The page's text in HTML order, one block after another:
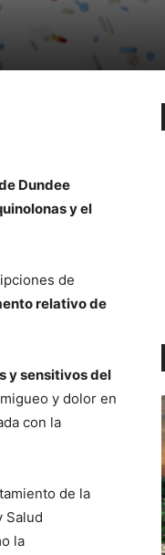
Dundee
y el
de
relativo de
y sensitivos del
y dolor en
con la
de la
Salud
la